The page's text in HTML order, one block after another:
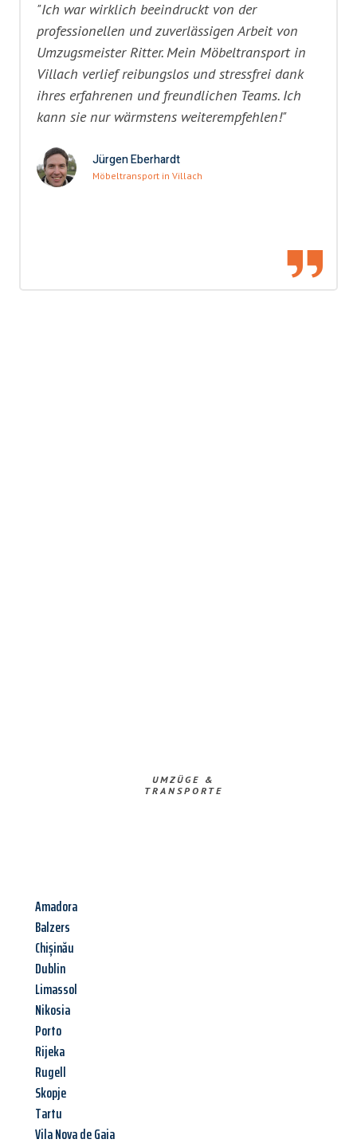
"Ich war wirklich beeindruckt von der
professionellen und zuverlässigen Arbeit von
Umzugsmeister Ritter. Mein Möbeltransport in
Villach verlief reibungslos und stressfrei dank
ihres erfahrenen und freundlichen Teams. Ich
kann sie nur wärmstens weiterempfehlen!"
Jürgen Eberhardt
Möbeltransport in Villach
UMZÜGE &
TRANSPORTE
Amadora
Balzers
Chișinău
Dublin
Limassol
Nikosia
Porto
Rijeka
Rugell
Skopje
Tartu
Vila Nova de Gaia